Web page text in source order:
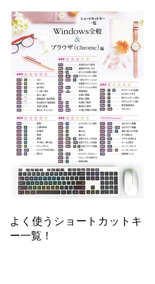
よく使うショートカットキ
ー一覧！